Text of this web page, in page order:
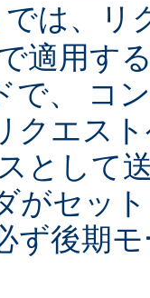
では、リ
適用す
で、 コ
クエス
として
がセッ
ず後期